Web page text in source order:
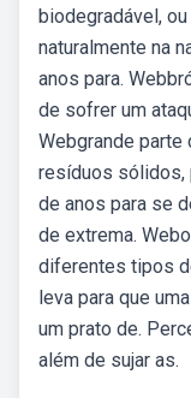
biodegradável,
naturalmente na
anos para.
de sofrer um
Webgrande parte
resíduos sólidos,
de anos para se
de extrema.
diferentes tipos
leva para que
um prato de.
além de sujar as.